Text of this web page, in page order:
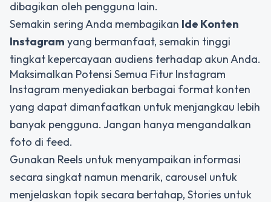
dibagikan oleh pengguna lain.
Semakin sering Anda membagikan Ide Konten
Instagram yang bermanfaat, semakin tinggi
tingkat kepercayaan audiens terhadap akun Anda.
Maksimalkan Potensi Semua Fitur Instagram
Instagram menyediakan berbagai format konten
yang dapat dimanfaatkan untuk menjangkau lebih
banyak pengguna. Jangan hanya mengandalkan
foto di feed.
Gunakan Reels untuk menyampaikan informasi
secara singkat namun menarik, carousel untuk
menjelaskan topik secara bertahap, Stories untuk